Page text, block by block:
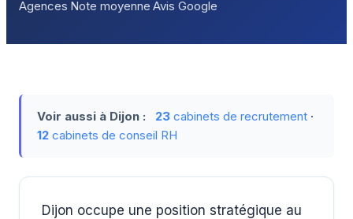
Agences Note moyenne Avis Google
Voir aussi à Dijon : 23 cabinets de recrutement ·
12 cabinets de conseil RH
Dijon occupe une position stratégique au